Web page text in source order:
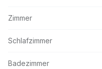
Zimmer
Schlafzimmer
Badezimmer